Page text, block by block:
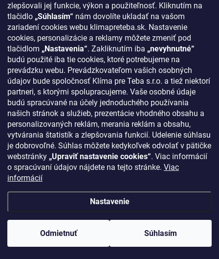
zlepšovali jej funkcie, výkon a použiteľnosť. Kliknutím na
tlačidlo „Súhlasím“ nám dovolíte ukladať na vašom
zariadení cookies webu klimapreteba.sk. Nastavenie
cookies, personalizácie a reklamy môžete zmeniť pod
tlačidlom „Nastavenia“. Zakliknutím iba „nevyhnutné“
budú použité iba tie cookies, ktoré potrebujeme na
prevádzku webu. Prevádzkovateľom vašich osobných
údajov bude spoločnosť Klíma pre Teba s.r.o. a tiež niektorí
partneri, s ktorými spolupracujeme. Vaše osobné údaje
budú spracúvané na účely jednoduchého používania
našich stránok a služieb, prezentácie vhodného obsahu a
personalizovaných reklám, merania reklám a obsahu,
vytvárania štatistík a zlepšovania funkcií. Udelenie súhlasu
je dobrovoľné. Súhlas môžete kedykoľvek odvolať v pätičke
webstránky „Upraviť nastavenie cookies“. Viac informácií
o spracúvaní údajov nájdete na tejto stránke. Viac
informácií
Nastavenie
Odmietnuť Súhlasím